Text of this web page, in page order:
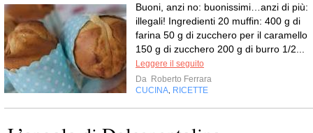
Buoni, anzi no: buonissimi…anzi di più:
illegali! Ingredienti 20 muffin: 400 g di
farina 50 g di zucchero per il caramello
150 g di zucchero 200 g di burro 1/2...
Leggere il seguito
Da Roberto Ferrara
CUCINA RICETTE